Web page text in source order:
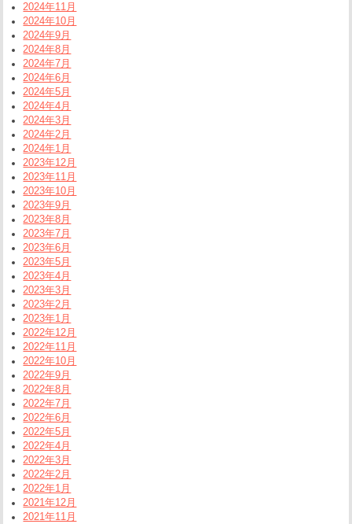
2024年11月
2024年10月
2024年9月
2024年8月
2024年7月
2024年6月
2024年5月
2024年4月
2024年3月
2024年2月
2024年1月
2023年12月
2023年11月
2023年10月
2023年9月
2023年8月
2023年7月
2023年6月
2023年5月
2023年4月
2023年3月
2023年2月
2023年1月
2022年12月
2022年11月
2022年10月
2022年9月
2022年8月
2022年7月
2022年6月
2022年5月
2022年4月
2022年3月
2022年2月
2022年1月
2021年12月
2021年11月